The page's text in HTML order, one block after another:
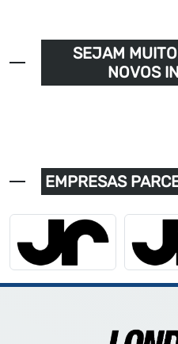
SEJAM
NOVOS
EMPRESAS